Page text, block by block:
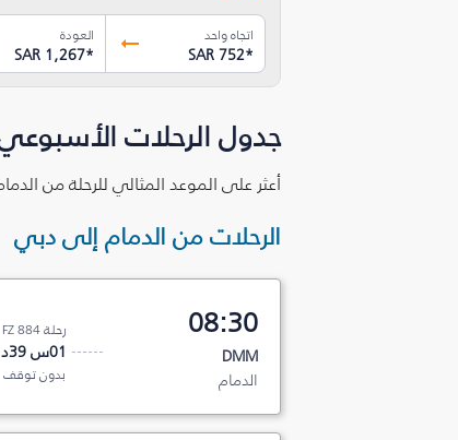
اتجاه واحد
SAR 752*
العودة
SAR 1,267*
جدول الرحلات
أعثر على الموعد المثالي للرحلة من
الرحلات من الدمام إلى دبي
08:30
DMM
الدمام
رحلة FZ 884
01س 39د
بدون توقف